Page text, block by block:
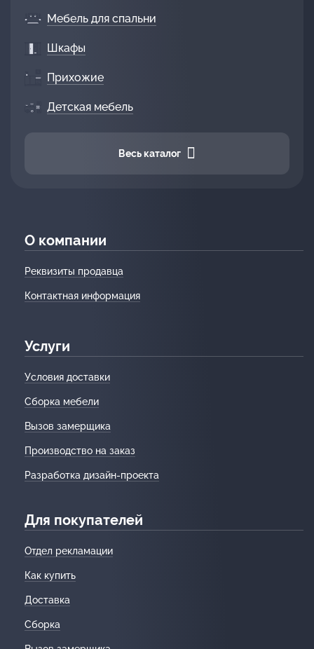
Мебель для спальни
Шкафы
Прихожие
Детская мебель
Весь каталог
О компании
Реквизиты продавца
Контактная информация
Услуги
Условия доставки
Сборка мебели
Вызов замерщика
Производство на заказ
Разработка дизайн-проекта
Для покупателей
Отдел рекламации
Как купить
Доставка
Сборка